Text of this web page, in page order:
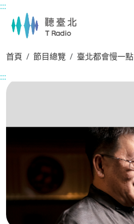
主要內容區塊
:::
首頁 節目總覽 臺北都會慢一點
:::